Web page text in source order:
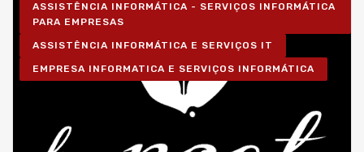
ASSISTÊNCIA INFORMÁTICA - SERVIÇOS INFORMÁTICA
PARA EMPRESAS
ASSISTÊNCIA INFORMÁTICA E SERVIÇOS IT
EMPRESA INFORMATICA E SERVIÇOS INFORMÁTICA